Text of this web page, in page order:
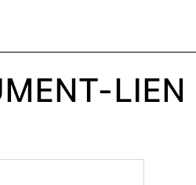
LIEN